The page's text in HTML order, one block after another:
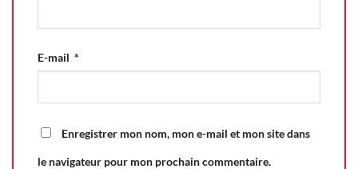
E-mail *
Enregistrer mon nom, mon e-mail et mon site dans
le navigateur pour mon prochain commentaire.